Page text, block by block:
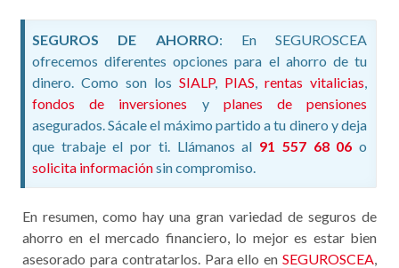
SEGUROS DE AHORRO: En SEGUROSCEA
ofrecemos diferentes opciones para el ahorro de tu
dinero. Como son los SIALP, PIAS rentas vitalicias
fondos de inversiones y planes de pensiones
asegurados. Sácale el máximo partido a tu dinero y deja
que trabaje el por ti. Llámanos al 91 557 68 06 o
solicita informaciónsin compromiso.
En resumen, como hay una gran variedad de seguros de
ahorro en el mercado financiero, lo mejor es estar bien
asesorado para contratarlos. Para ello en SEGUROSCEA